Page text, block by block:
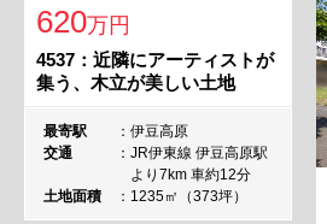
620万円
4537：近隣にアーティストが
集う、木立が美しい土地
最寄駅
伊豆高原
交通
JR伊東線 伊豆高原駅
より7km 車約12分
土地面積
1235㎡（373坪）